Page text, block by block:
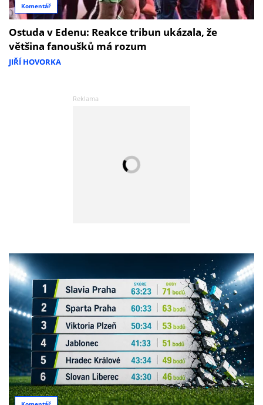
Komentář
Ostuda v Edenu: Reakce tribun ukázala, že
většina fanoušků má rozum
JIŘÍ HOVORKA